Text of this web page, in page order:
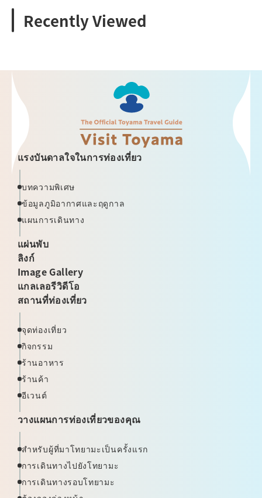
Recently Viewed
แรงบันดาลใจในการท่องเที่ยว
บทความพิเศษ
ข้อมูลภูมิอากาศและฤดูกาล
แผนการเดินทาง
แผ่นพับ
ลิงก์
Image Gallery
แกลเลอรีวิดีโอ
สถานที่ท่องเที่ยว
จุดท่องเที่ยว
กิจกรรม
ร้านอาหาร
ร้านค้า
อีเวนต์
วางแผนการท่องเที่ยวของคุณ
สำหรับผู้ที่มาโทยามะเป็นครั้งแรก
การเดินทางไปยังโทยามะ
การเดินทางรอบโทยามะ